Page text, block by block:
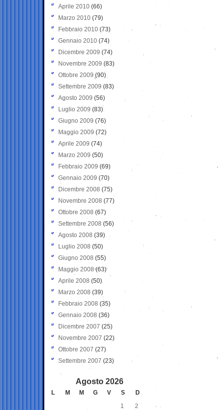
Aprile 2010 (66)
Marzo 2010 (79)
Febbraio 2010 (73)
Gennaio 2010 (74)
Dicembre 2009 (74)
Novembre 2009 (83)
Ottobre 2009 (90)
Settembre 2009 (83)
Agosto 2009 (56)
Luglio 2009 (83)
Giugno 2009 (76)
Maggio 2009 (72)
Aprile 2009 (74)
Marzo 2009 (50)
Febbraio 2009 (69)
Gennaio 2009 (70)
Dicembre 2008 (75)
Novembre 2008 (77)
Ottobre 2008 (67)
Settembre 2008 (56)
Agosto 2008 (39)
Luglio 2008 (50)
Giugno 2008 (55)
Maggio 2008(63)
Aprile 2008 (50)
Marzo 2008 (39)
Febbraio 2008 (35)
Gennaio 2008 (36)
Dicembre 2007 (25)
Novembre 2007 (22)
Ottobre 2007 (27)
Settembre 2007 (23)
Agosto 2026
L M M G V S
D
1
2